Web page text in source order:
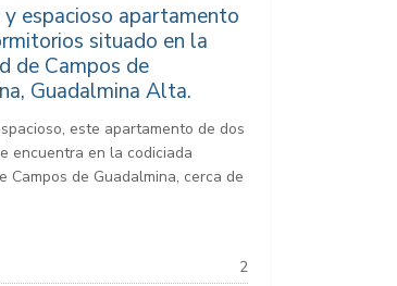
y espacioso apartamento
situado en la
de Campos de
Guadalmina Alta.
este apartamento de dos
encuentra en la codiciada
Campos de Guadalmina, cerca de
2